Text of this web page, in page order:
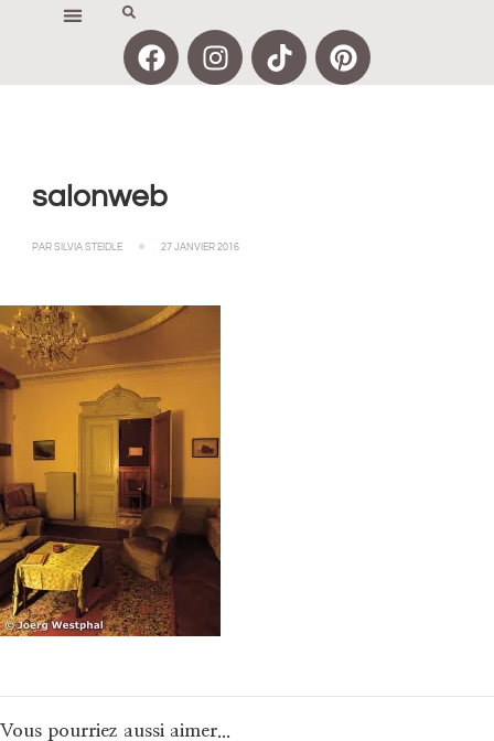
salonweb
PAR SILVIA STEIDLE 27 JANVIER 2016
Vous pourriez aussi aimer...